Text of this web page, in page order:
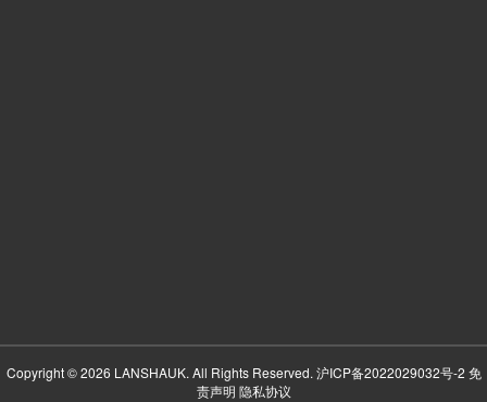
Copyright © 2026 LANSHAUK. All Rights Reserved. 沪ICP备2022029032号-2 免
责声明 隐私协议